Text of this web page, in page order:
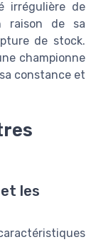
irrégulière de
raison de sa
de stock.
championne
constance et
les